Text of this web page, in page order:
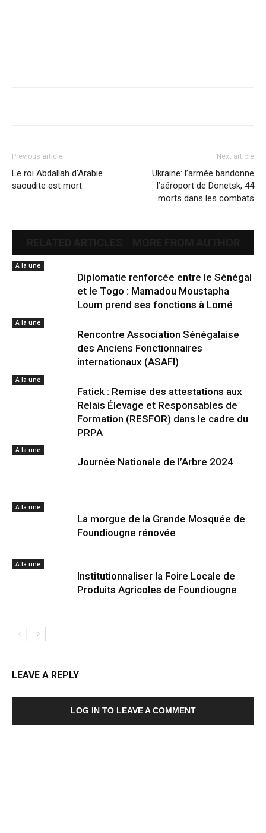
Previous article
Le roi Abdallah d’Arabie
saoudite est mort
Next article
Ukraine: l’armée bandonne
l’aéroport de Donetsk, 44
morts dans les combats
A la une
Diplomatie renforcée entre le Sénégal
et le Togo : Mamadou Moustapha
Loum prend ses fonctions à Lomé
A la une
Rencontre Association Sénégalaise
des Anciens Fonctionnaires
internationaux (ASAFI)
A la une
Fatick : Remise des attestations aux
Relais Élevage et Responsables de
Formation (RESFOR) dans le cadre du
PRPA
A la une
Journée Nationale de l’Arbre 2024
A la une
La morgue de la Grande Mosquée de
Foundiougne rénovée
A la une
Institutionnaliser la Foire Locale de
Produits Agricoles de Foundiougne
LEAVE A REPLY
LOG IN TO LEAVE A COMMENT